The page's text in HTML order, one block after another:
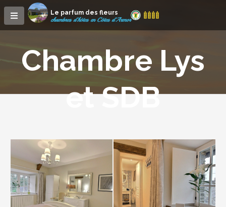
Le parfum des fleurs
chambres d'hôtes en Côtes d'Armor
Chambre Lys
et SDB